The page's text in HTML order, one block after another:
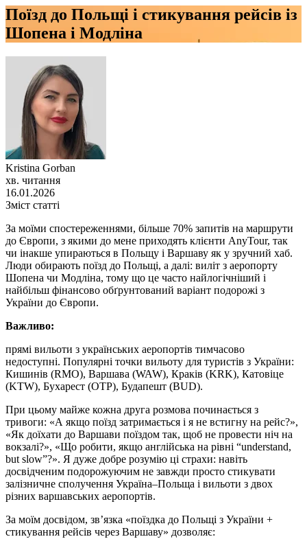
Поїзд до Польщі і стикування рейсів із
Шопена і Модліна
Kristina Gorban
хв. читання
16.01.2026
Зміст статті
За моїми спостереженнями, більше 70% запитів на маршрути
до Європи, з якими до мене приходять клієнти AnyTour, так
чи інакше упираються в Польщу і Варшаву як у зручний хаб.
Люди обирають поїзд до Польщі, а далі: виліт з аеропорту
Шопена чи Модліна, тому що це часто найлогічніший і
найбільш фінансово обґрунтований варіант подорожі з
України до Європи.
Важливо:
прямі вильоти з українських аеропортів тимчасово
недоступні. Популярні точки вильоту для туристів з України:
Кишинів (RMO), Варшава (WAW), Краків (KRK), Катовіце
(KTW), Бухарест (OTP), Будапешт (BUD).
При цьому майже кожна друга розмова починається з
тривоги: «А якщо поїзд затримається і я не встигну на рейс?»,
«Як доїхати до Варшави поїздом так, щоб не провести ніч на
вокзалі?», «Що робити, якщо англійська на рівні “understand,
but slow”?». Я дуже добре розумію ці страхи: навіть
досвідченим подорожуючим не завжди просто стикувати
залізничне сполучення Україна–Польща і вильоти з двох
різних варшавських аеропортів.
За моїм досвідом, зв’язка «поїздка до Польщі з України +
стикування рейсів через Варшаву» дозволяє: